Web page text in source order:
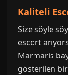
Kaliteli
Size söyle
escort
Marmaris
gösterilen